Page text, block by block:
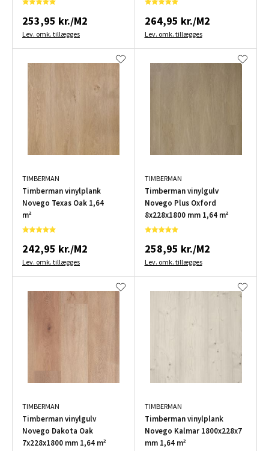
253,95 kr./M2
Lev. omk. tillægges
264,95 kr./M2
Lev. omk. tillægges
TIMBERMAN
Timberman vinylplank
Novego Texas Oak 1,64
m²
242,95 kr./M2
Lev. omk. tillægges
TIMBERMAN
Timberman vinylgulv
Novego Plus Oxford
8x228x1800 mm 1,64 m²
258,95 kr./M2
Lev. omk. tillægges
TIMBERMAN
Timberman vinylgulv
Novego Dakota Oak
7x228x1800 mm 1,64 m²
TIMBERMAN
Timberman vinylplank
Novego Kalmar 1800x228x7
mm 1,64 m²